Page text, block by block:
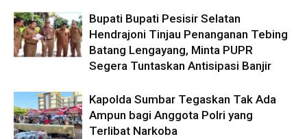
Bupati Bupati Pesisir Selatan
Hendrajoni Tinjau Penanganan Tebing
Batang Lengayang, Minta PUPR
Segera Tuntaskan Antisipasi Banjir
Kapolda Sumbar Tegaskan Tak Ada
Ampun bagi Anggota Polri yang
Terlibat Narkoba